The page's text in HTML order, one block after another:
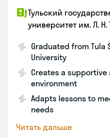
Тульский
университет им. Л. Н.
Graduated from Tula
University
Creates a
environment
Adapts lessons to
needs
Читать дальше